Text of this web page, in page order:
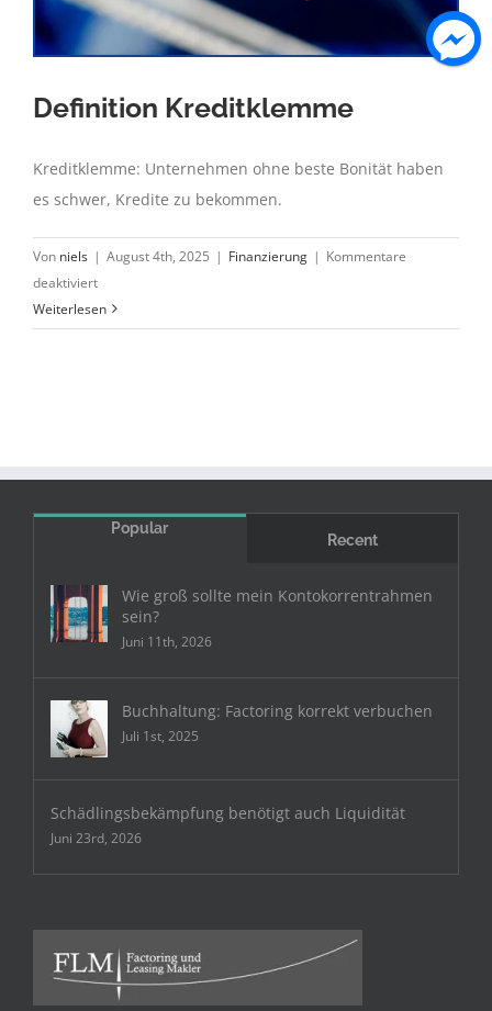
Definition Kreditklemme
Kreditklemme: Unternehmen ohne beste Bonität haben
es schwer, Kredite zu bekommen.
Von niels | August 4th, 2025 | Finanzierung | Kommentare
deaktiviertfür
Definition
Kreditklemme
Weiterlesen
Popular
Recent
Wie groß sollte mein Kontokorrentrahmen
sein?
Juni 11th, 2026
Buchhaltung: Factoring korrekt verbuchen
Juli 1st, 2025
Schädlingsbekämpfung benötigt auch Liquidität
Juni 23rd, 2026